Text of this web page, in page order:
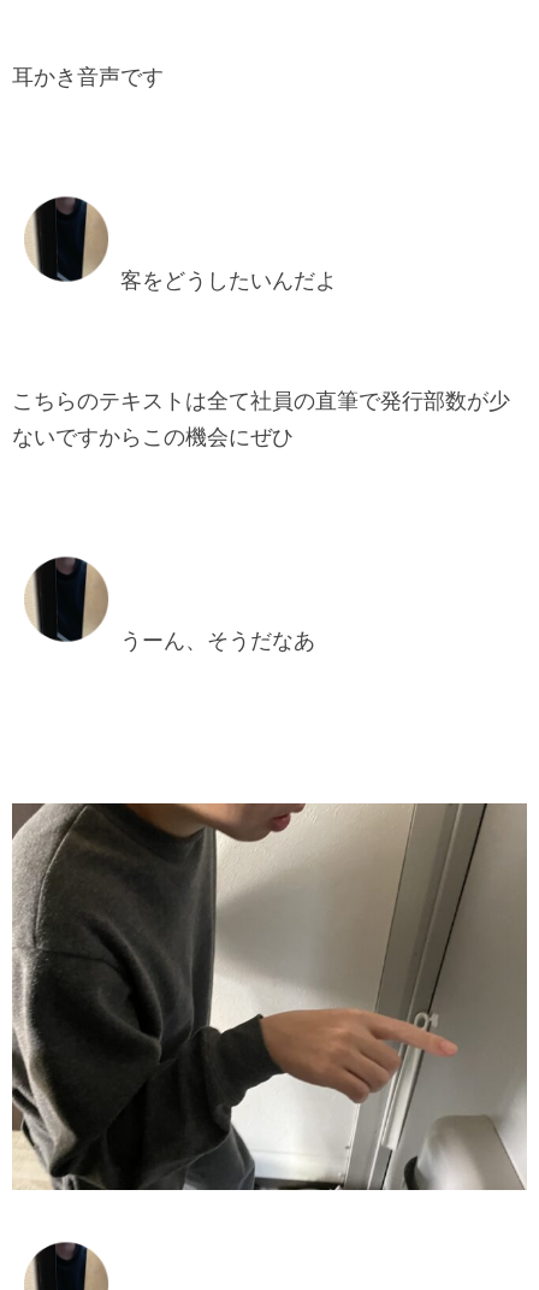
耳かき音声です
客をどうしたいんだよ
こちらのテキストは全て社員の直筆で発行部数が少
ないですからこの機会にぜひ
うーん、そうだなあ